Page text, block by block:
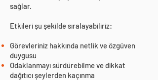
sağlar.
Etkileri şu şekilde sıralayabiliriz:
Görevleriniz hakkında netlik ve özgüven
duygusu
Odaklanmayı sürdürebilme ve dikkat
dağıtıcı şeylerden kaçınma